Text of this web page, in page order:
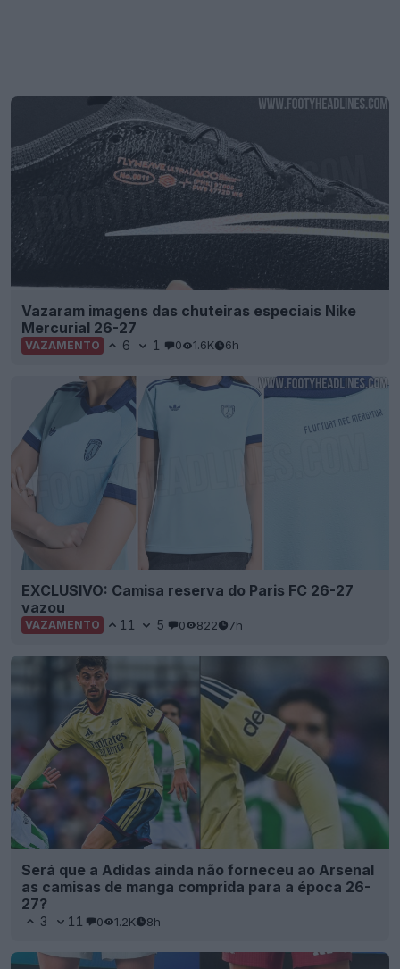
Vazaram imagens das chuteiras especiais Nike
Mercurial 26-27
VAZAMENTO 6 1 0 1.6K 6h
EXCLUSIVO: Camisa reserva do Paris FC 26-27
vazou
VAZAMENTO 11 5 0 822 7h
Será que a Adidas ainda não forneceu ao Arsenal
as camisas de manga comprida para a época 26-
27?
3 11 0 1.2K 8h